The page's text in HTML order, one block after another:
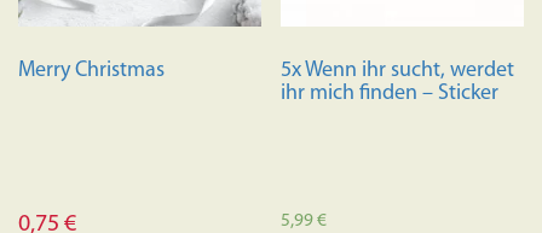
Merry Christmas
0,75 €
5x Wenn ihr sucht, werdet
ihr mich finden – Sticker
5,99€